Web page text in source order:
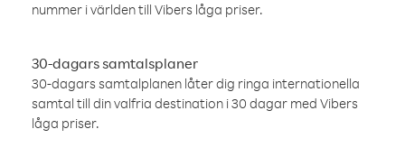
nummer i världen till Vibers låga priser.
30-dagars samtalsplaner
30-dagars samtalplanen låter dig ringa internationella
samtal till din valfria destination i 30 dagar med Vibers
låga priser.